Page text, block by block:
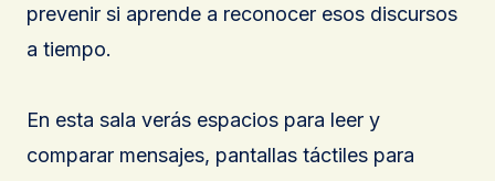
prevenir si aprende a reconocer esos discursos
a tiempo.
En esta sala verás espacios para leer y
comparar mensajes, pantallas táctiles para